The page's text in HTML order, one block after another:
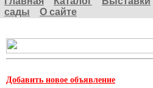
сады
О сайте
Добавить новое объявление